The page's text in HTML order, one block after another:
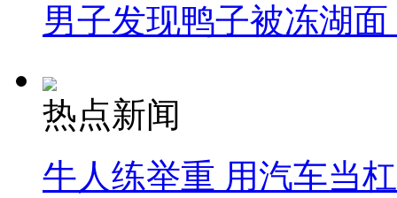
男子发现鸭子被冻湖
热点新闻
牛人练举重 用汽车当